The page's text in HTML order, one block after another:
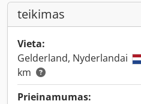
teikimas
Vieta:
Gelderland, Nyderlandai
km
Prieinamumas: